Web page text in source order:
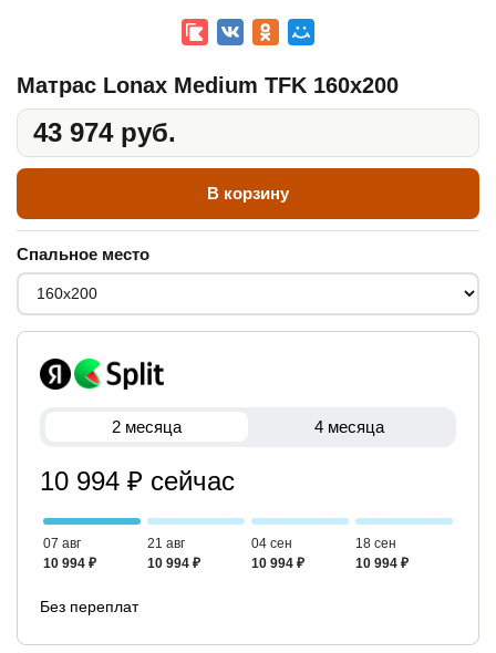
Матрас Lonax Medium TFK 160x200
43 974 руб.
В корзину
Спальное место
2 месяца 4 месяца
10 994 ₽ сейчас
07 авг
10 994 ₽
21 авг
10 994 ₽
04 сен
10 994 ₽
18 сен
10 994 ₽
Без переплат